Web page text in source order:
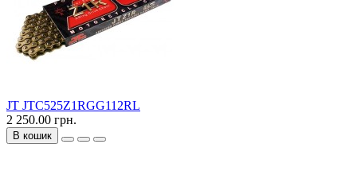
JT JTC525Z1RGG112RL
2 250.00 грн.
В кошик